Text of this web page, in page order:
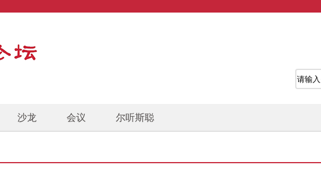
沙龙 会议 尔听斯聪